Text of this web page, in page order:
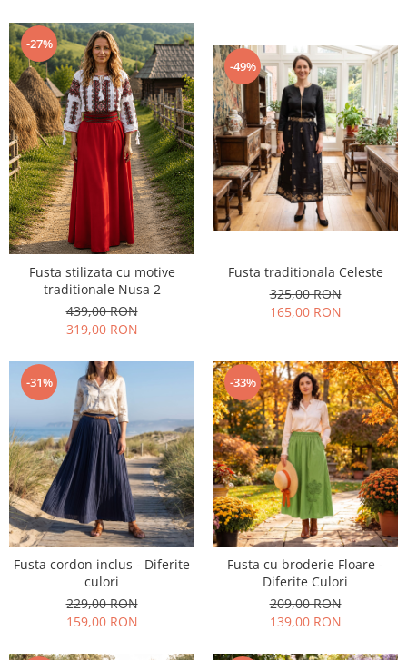
-27%
Fusta stilizata cu motive
traditionale Nusa 2
439,00 RON
319,00 RON
-49%
Fusta traditionala Celeste
325,00 RON
165,00 RON
-31%
Fusta cordon inclus - Diferite
culori
229,00 RON
159,00 RON
-33%
Fusta cu broderie Floare -
Diferite Culori
209,00 RON
139,00 RON